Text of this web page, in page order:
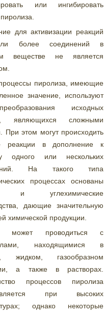
или ингибировать
для активизации реакций
более соединений в
веществе не является
пиролиза, имеющие
значение, используют
исходных
являющихся сложными
При этом могут происходить
реакции в дополнение к
одного или нескольких
На такого типа
процессах основаны
и углехимические
дающие значительную
химической продукции.
может проводиться с
находящимися в
жидком, газообразном
а также в растворах.
процессов пиролиза
при высоких
однако некоторые